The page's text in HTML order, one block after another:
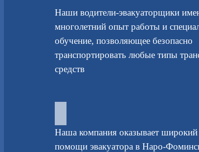
Наши водители-эвакуаторщики
многолетний опыт работы и
обучение, позволяющее безопасно
транспортировать любые типы
средств
Наша компания оказывает широкий
помощи эвакуатора в Наро-